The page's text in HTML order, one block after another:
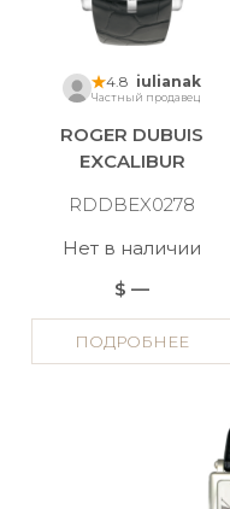
4.8 iulianak
Частный продавец
ROGER DUBUIS
EXCALIBUR
RDDBEX0278
Нет в наличии
$ —
ПОДРОБНЕЕ